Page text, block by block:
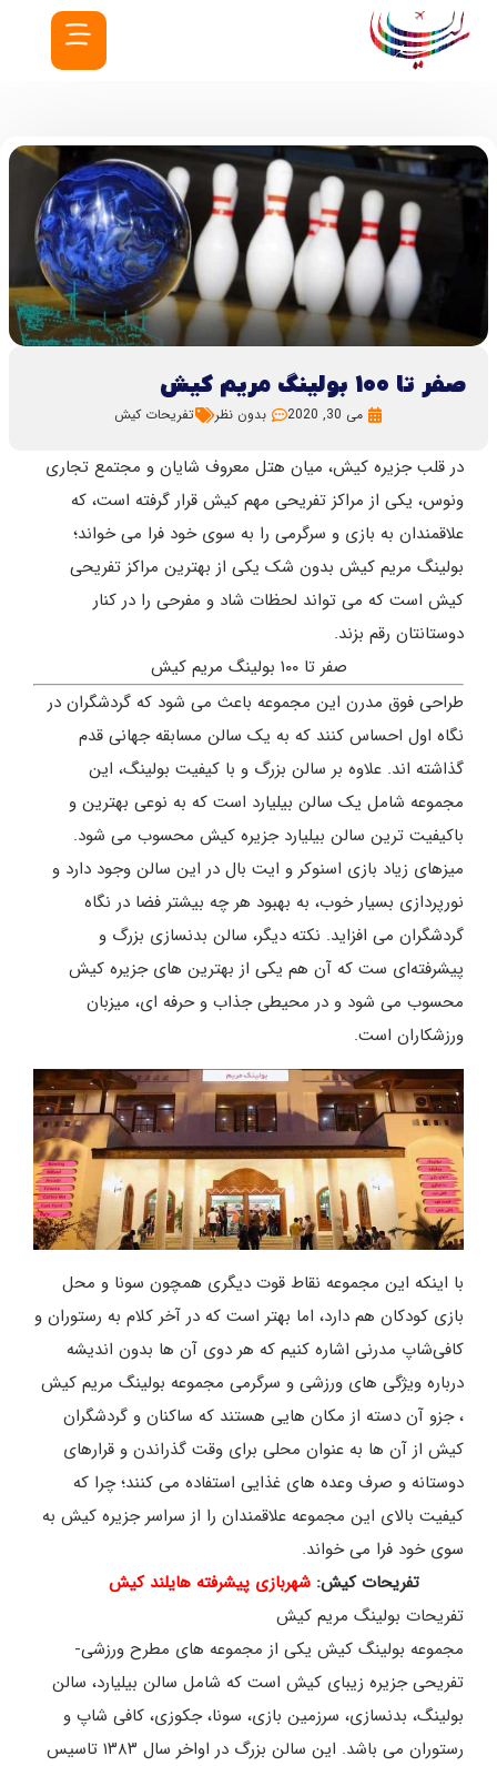
صفر تا ۱۰۰ بولینگ مریم کیش
می 30, 2020 بدون نظر تفریحات کیش
در قلب جزیره کیش، میان هتل معروف شایان و مجتمع تجاری
ونوس، یکی از مراکز تفریحی مهم کیش قرار گرفته است، که
علاقمندان به بازی و سرگرمی را به سوی خود فرا می خواند؛
بولینگ مریم کیش بدون شک یکی از بهترین مراکز تفریحی
کیش است که می تواند لحظات شاد و مفرحی را در کنار
دوستانتان رقم بزند.
صفر تا ۱۰۰ بولینگ مریم کیش
طراحی فوق مدرن این مجموعه باعث می شود که گردشگران در
نگاه اول احساس کنند که به یک سالن مسابقه جهانی قدم
گذاشته اند. علاوه بر سالن بزرگ و با کیفیت بولینگ، این
مجموعه شامل یک سالن بیلیارد است که به نوعی بهترین و
باکیفیت ترین سالن بیلیارد جزیره کیش محسوب می شود.
میزهای زیاد بازی اسنوکر و ایت بال در این سالن وجود دارد و
نورپردازی بسیار خوب، به بهبود هر چه بیشتر فضا در نگاه
گردشگران می افزاید. نکته دیگر، سالن بدنسازی بزرگ و
پیشرفته‌ای ست که آن هم یکی از بهترین های جزیره کیش
محسوب می شود و در محیطی جذاب و حرفه ای، میزبان
ورزشکاران است.
با اینکه این مجموعه نقاط قوت دیگری همچون سونا و محل
بازی کودکان هم دارد، اما بهتر است که در آخر کلام به رستوران و
کافی‌شاپ مدرنی اشاره کنیم که هر دوی آن ها بدون اندیشه
درباره ویژگی های ورزشی و سرگرمی مجموعه بولینگ مریم کیش
، جزو آن دسته از مکان هایی هستند که ساکنان و گردشگران
کیش از آن ها به عنوان محلی برای وقت گذراندن و قرارهای
دوستانه و صرف وعده های غذایی استفاده می کنند؛ چرا که
کیفیت بالای این مجموعه علاقمندان را از سراسر جزیره کیش به
سوی خود فرا می خواند.
تفریحات کیش: شهربازی پیشرفته هایلند کیش
تفریحات بولینگ مریم کیش
مجموعه بولینگ کیش یکی از مجموعه های مطرح ورزشی-
تفریحی جزیره زیبای کیش است که شامل سالن بیلیارد، سالن
بولینگ، بدنسازی، سرزمین بازی، سونا، جکوزی، کافی شاپ و
رستوران می باشد. این سالن بزرگ در اواخر سال ۱۳۸۳ تاسیس